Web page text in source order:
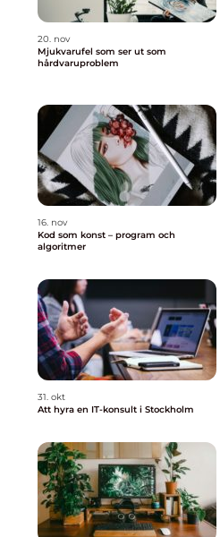
20. nov
Mjukvarufel som ser ut som
hårdvaruproblem
16. nov
Kod som konst – program och
algoritmer
31. okt
Att hyra en IT-konsult i Stockholm